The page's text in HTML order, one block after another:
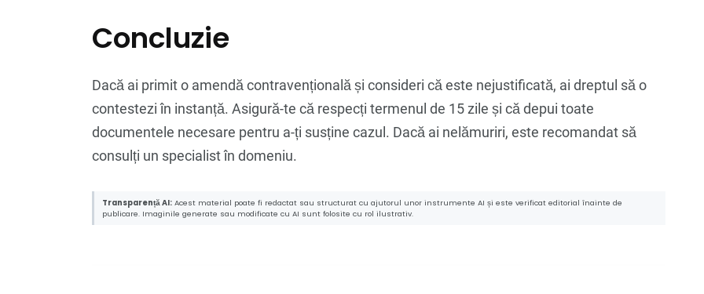
Concluzie
Dacă ai primit o amendă contravențională și consideri că este nejustificată, ai dreptul să o
contestezi în instanță. Asigură-te că respecți termenul de 15 zile și că depui toate
documentele necesare pentru a-ți susține cazul. Dacă ai nelămuriri, este recomandat să
consulți un specialist în domeniu.
Transparență AI: Acest material poate fi redactat sau structurat cu ajutorul unor instrumente AI și este verificat editorial înainte de
publicare. Imaginile generate sau modificate cu AI sunt folosite cu rol ilustrativ.